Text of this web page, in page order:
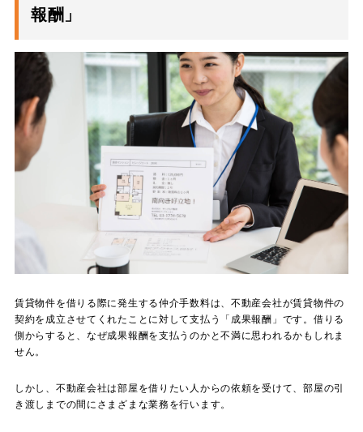
報酬」
賃貸物件を借りる際に発生する仲介手数料は、不動産会社が賃貸物件の
契約を成立させてくれたことに対して支払う「成果報酬」です。借りる
側からすると、なぜ成果報酬を支払うのかと不満に思われるかもしれま
せん。
しかし、不動産会社は部屋を借りたい人からの依頼を受けて、部屋の引
き渡しまでの間にさまざまな業務を行います。